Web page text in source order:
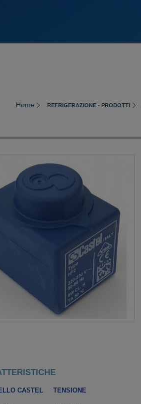
Home REFRIGERAZIONE - PRODOTTI
CASTEL TENSIONE